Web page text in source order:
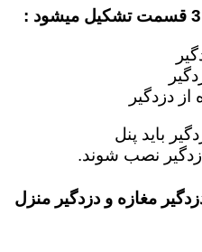
دزدگیر
باید پنل
نصب شوند.
مغازه و دزدگیر منزل